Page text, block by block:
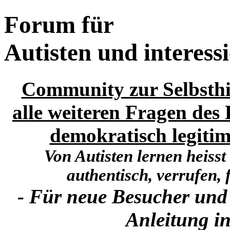
Forum für
Autisten und
Community zur
alle weiteren Fragen
demokratisch
Von Autisten lernen
authentisch, verrufen,
- Für neue Besucher
Anleitung